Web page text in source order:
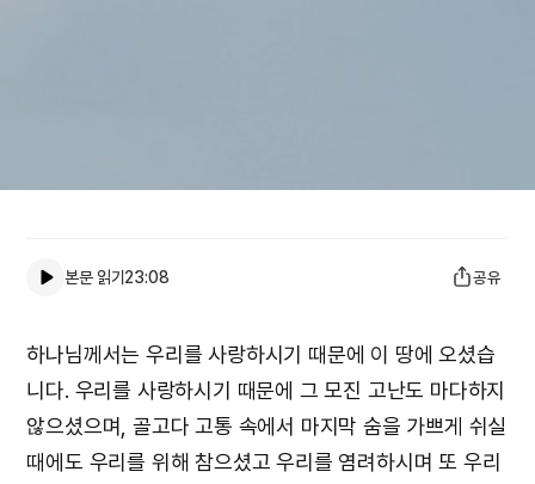
본문 읽기23:08 공유
하나님께서는 우리를 사랑하시기 때문에 이 땅에 오셨습
니다. 우리를 사랑하시기 때문에 그 모진 고난도 마다하지
않으셨으며, 골고다 고통 속에서 마지막 숨을 가쁘게 쉬실
때에도 우리를 위해 참으셨고 우리를 염려하시며 또 우리